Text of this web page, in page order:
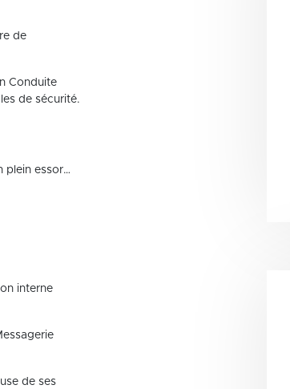
de
Conduite
de sécurité.
plein essor…
interne
de ses